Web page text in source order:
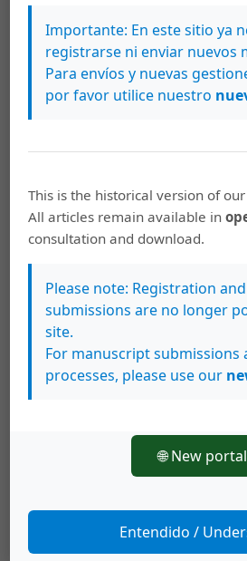
Cómo citar
Kahl, S. (2022). El litigio ambiental
Más formatos de cita
https://doi.org/10.15517/rcj.2022.51366
Descargas
Importante: En este sitio ya
registrarse ni enviar nuevos
Para envíos y nuevas
por favor utilice nuestro
This is the historical version of
All articles remain available in
consultation and download.
Please note: Registration
submissions are no longer
site.
For manuscript submissions
processes, please use our
🌐 New portal
Entendido /